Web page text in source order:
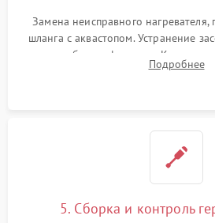
Замена неисправного
шланга с аквастопом. Устранение
патрубках и фильтрах.
управления, восстановление
Подробнее
5. Сборка и контроль